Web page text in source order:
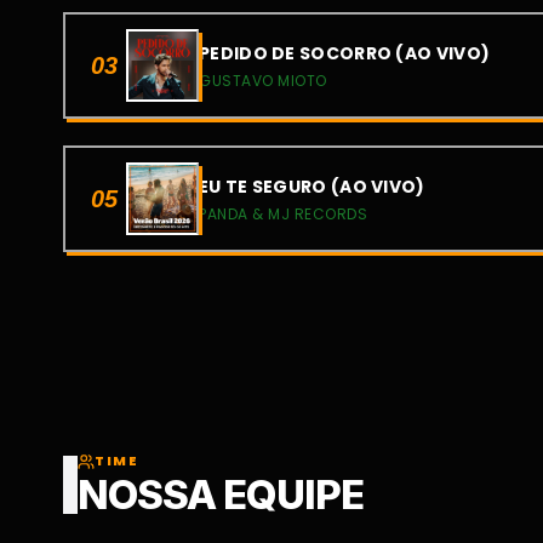
03 PEDIDO DE SOCORRO (AO VIVO)
GUSTAVO MIOTO
05 EU TE SEGURO (AO VIVO)
PANDA & MJ RECORDS
TIME
NOSSA EQUIPE